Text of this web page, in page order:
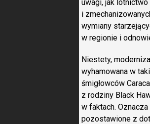
uwagi, jak
i
wymiany
w regionie i
Niestety,
wyhamowana w
śmigłowców
z rodziny Black
w faktach.
pozostawione z